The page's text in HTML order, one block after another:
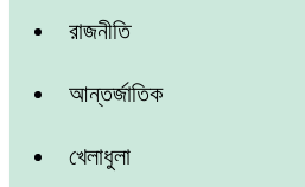
রাজনীতি
আন্তর্জাতিক
খেলাধুলা